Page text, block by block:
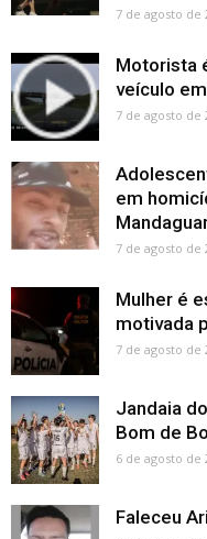
7 de agosto de
Motorista
veículo
7 de agosto de
em
7 de agosto de
Mulher é
motivada
7 de agosto de
Jandaia
Bom de
6 de agosto de
Faleceu